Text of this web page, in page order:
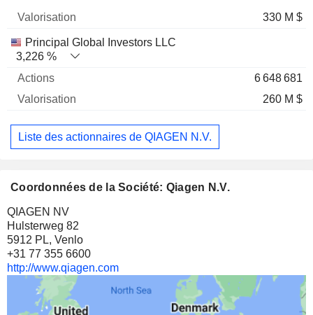
330 M $
Principal Global Investors LLC
3,226 %
6 648 681
260 M $
Liste des actionnaires de QIAGEN N.V.
Coordonnées de la Société: Qiagen N.V.
QIAGEN NV
Hulsterweg 82
5912 PL, Venlo
+31 77 355 6600
http://www.qiagen.com